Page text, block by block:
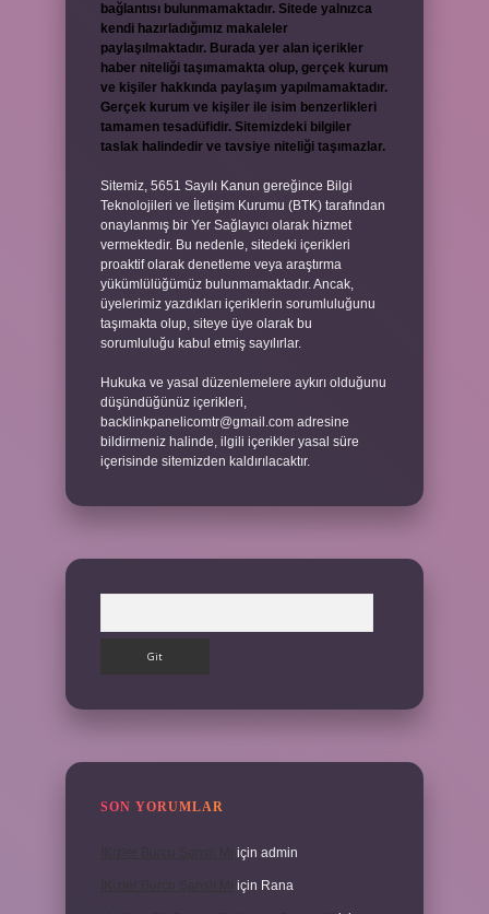
bağlantısı bulunmamaktadır. Sitede yalnızca
kendi hazırladığımız makaleler
paylaşılmaktadır. Burada yer alan içerikler
haber niteliği taşımamakta olup, gerçek kurum
ve kişiler hakkında paylaşım yapılmamaktadır.
Gerçek kurum ve kişiler ile isim benzerlikleri
tamamen tesadüfidir. Sitemizdeki bilgiler
taslak halindedir ve tavsiye niteliği taşımazlar.
Sitemiz, 5651 Sayılı Kanun gereğince Bilgi
Teknolojileri ve İletişim Kurumu (BTK) tarafından
onaylanmış bir Yer Sağlayıcı olarak hizmet
vermektedir. Bu nedenle, sitedeki içerikleri
proaktif olarak denetleme veya araştırma
yükümlülüğümüz bulunmamaktadır. Ancak,
üyelerimiz yazdıkları içeriklerin sorumluluğunu
taşımakta olup, siteye üye olarak bu
sorumluluğu kabul etmiş sayılırlar.
Hukuka ve yasal düzenlemelere aykırı olduğunu
düşündüğünüz içerikleri,
backlinkpanelicomtr@gmail.com adresine
bildirmeniz halinde, ilgili içerikler yasal süre
içerisinde sitemizden kaldırılacaktır.
SON YORUMLAR
için admin
için Rana